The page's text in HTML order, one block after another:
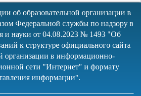
об образовательной организации в
Федеральной службы по надзору в
и науки от 04.08.2023 № 1493 "Об
к структуре официального сайта
организации в информационно-
сети "Интернет" и формату
информации".